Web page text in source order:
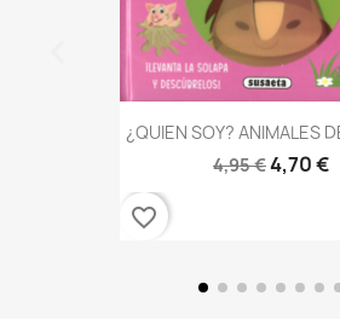
¿QUIEN SOY? ANIMALES
4,95 €4,70 €
favorite_border